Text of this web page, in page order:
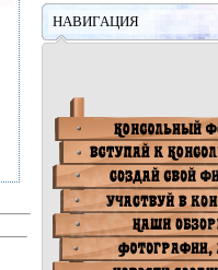
НАВИГАЦИЯ